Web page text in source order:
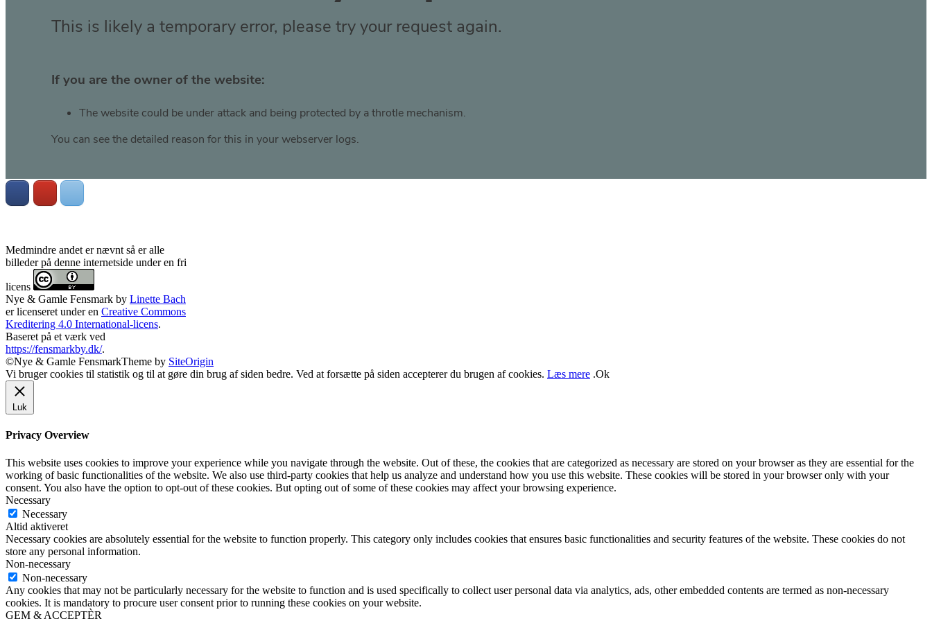
Medmindre andet er nævnt så er alle
billeder på denne internetside under en fri
licens
Nye & Gamle Fensmark by Linette Bach
er licenseret under en Creative Commons
Kreditering 4.0 International-licens.
Baseret på et værk ved
https://fensmarkby.dk/.
©Nye & Gamle FensmarkTheme by SiteOrigin
Vi bruger cookies til statistik og til at gøre din brug af siden bedre. Ved at forsætte på siden accepterer du brugen af cookies. Læs mere .Ok
Luk
Privacy Overview
This website uses cookies to improve your experience while you navigate through the website. Out of these, the cookies that are categorized as necessary are stored on your browser as they are essential for the
working of basic functionalities of the website. We also use third-party cookies that help us analyze and understand how you use this website. These cookies will be stored in your browser only with your
consent. You also have the option to opt-out of these cookies. But opting out of some of these cookies may affect your browsing experience.
Necessary
Necessary
Altid aktiveret
Necessary cookies are absolutely essential for the website to function properly. This category only includes cookies that ensures basic functionalities and security features of the website. These cookies do not
store any personal information.
Non-necessary
Non-necessary
Any cookies that may not be particularly necessary for the website to function and is used specifically to collect user personal data via analytics, ads, other embedded contents are termed as non-necessary
cookies. It is mandatory to procure user consent prior to running these cookies on your website.
GEM & ACCEPTÈR